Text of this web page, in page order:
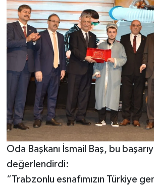
Oda Başkanı İsmail Baş, bu
değerlendirdi:
“Trabzonlu esnafımızın Türkiye